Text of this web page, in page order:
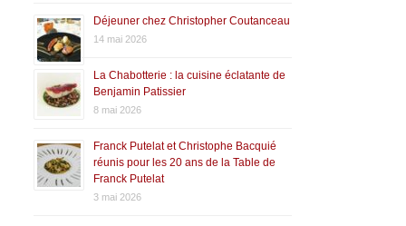
Déjeuner chez Christopher Coutanceau
14 mai 2026
La Chabotterie : la cuisine éclatante de
Benjamin Patissier
8 mai 2026
Franck Putelat et Christophe Bacquié
réunis pour les 20 ans de la Table de
Franck Putelat
3 mai 2026